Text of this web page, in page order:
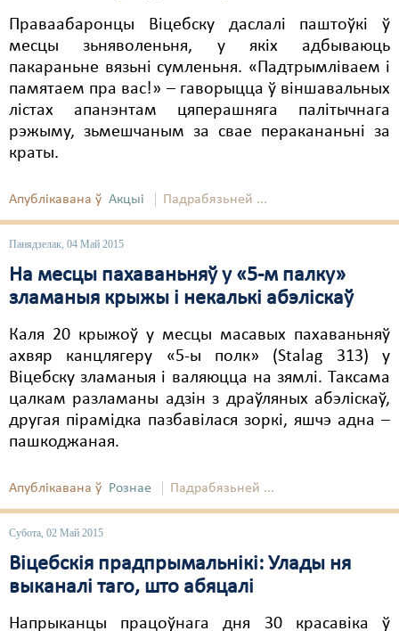
Праваабаронцы Віцебску даслалі паштоўкі ў
месцы зьняволеньня, у якіх адбываюць
пакараньне вязьні сумленьня. «Падтрымліваем і
памятаем пра вас!» – гаворыцца ў віншавальных
лістах апанэнтам цяперашняга палітычнага
рэжыму, зьмешчаным за свае перакананьні за
краты.
Апублікавана ў Акцыі Падрабязьней ...
Панядзелак, 04 Май 2015
На месцы пахаваньняў у «5-м палку»
зламаныя крыжы і некалькі абэліскаў
Каля 20 крыжоў у месцы масавых пахаваньняў
ахвяр канцлягеру «5-ы полк» (Stalag 313) у
Віцебску зламаныя і валяюцца на зямлі. Таксама
цалкам разламаны адзін з драўляных абэліскаў,
другая пірамідка пазбавілася зоркі, яшчэ адна –
пашкоджаная.
Апублікавана ў Рознае Падрабязьней ...
Субота, 02 Май 2015
Віцебскія прадпрымальнікі: Улады ня
выканалі таго, што абяцалі
Напрыканцы працоўнага дня 30 красавіка ў